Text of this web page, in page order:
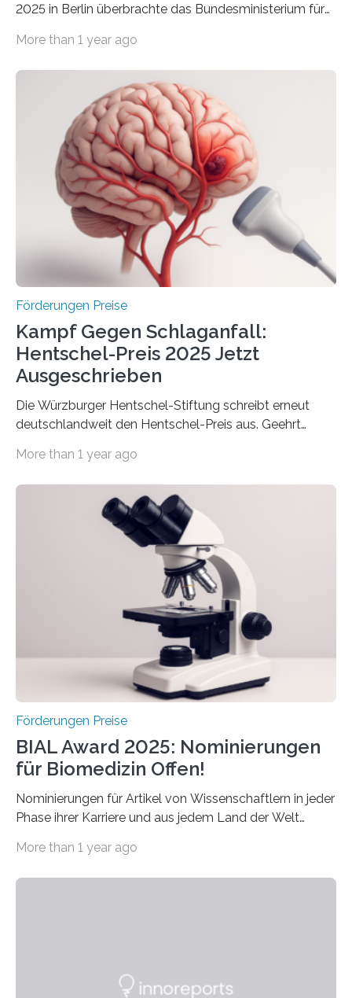
2025 in Berlin überbrachte das Bundesministerium für
Überplanmäßige Verpflichtungsermächtigungen in
Woche vom Haushaltsausschuss freigegeben – unter
anderem zur Unterstützung der
Industrieforschungsprogramme Industrielle
Gemeinschaftsforschung (IGF), Zentrales
Innovationsprogramm Mittelstand (ZIM) und
Innovationskompetenz INNO-KOM. Auf dem
Innovationstag Mittelstand 2025 am 5. Juni 2025 in
Berlin überbrachte das Bundesministerium für
Wirtschaft und Energie eine gute Nachricht:
Überplanmäßige Verpflichtungsermächtigungen in
More than 1 year ago
Förderungen Preise
Kampf Gegen Schlaganfall:
Hentschel-Preis 2025 Jetzt
Ausgeschrieben
Die Würzburger Hentschel-Stiftung schreibt erneut
deutschlandweit den Hentschel-Preis aus. Geehrt
hochrangige wissenschaftliche Publikation zum Thema
Schlaganfall“ mit Sitz in Würzburg fördert die
Schlaganfallforschung, um die Behandlung der
Betroffenen zu verbessern. Dazu schreibt sie auch in
diesem Jahr wieder deutschlandweit den Hentschel-
Preis aus. Er richtet sich gezielt an jüngere
Forscherinnen und Forscher unter 40 Jahren. Geehrt
werden soll eine herausragende Doktorarbeit oder eine
hochrangige wissenschaftliche Publikation zum Thema
More than 1 year ago
Förderungen Preise
BIAL Award 2025: Nominierungen
für Biomedizin Offen!
Nominierungen für Artikel von Wissenschaftlern in jeder
Phase ihrer Karriere und aus jedem Land der Welt
Leben gerufen, um die bemerkenswertesten
Foundation, des BIAL Award in Biomedicine ist in
More than 1 year ago